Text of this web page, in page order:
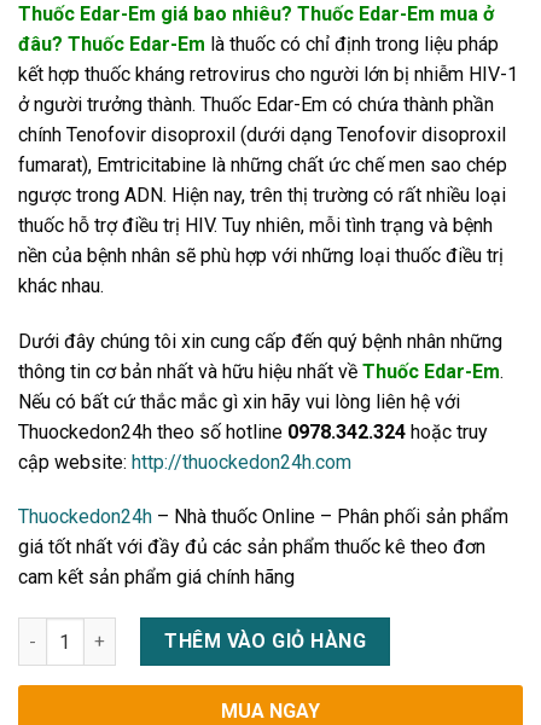
Thuốc Edar-Em giá bao nhiêu? Thuốc Edar-Em mua ở
đâu? Thuốc Edar-Em là thuốc có chỉ định trong liệu pháp
kết hợp thuốc kháng retrovirus cho người lớn bị nhiễm HIV-1
ở người trưởng thành. Thuốc Edar-Em có chứa thành phần
chính Tenofovir disoproxil (dưới dạng Tenofovir disoproxil
fumarat), Emtricitabine là những chất ức chế men sao chép
ngược trong ADN. Hiện nay, trên thị trường có rất nhiều loại
thuốc hỗ trợ điều trị HIV. Tuy nhiên, mỗi tình trạng và bệnh
nền của bệnh nhân sẽ phù hợp với những loại thuốc điều trị
khác nhau.
Dưới đây chúng tôi xin cung cấp đến quý bệnh nhân những
thông tin cơ bản nhất và hữu hiệu nhất về Thuốc Edar-Em.
Nếu có bất cứ thắc mắc gì xin hãy vui lòng liên hệ với
Thuockedon24h theo số hotline 0978.342.324 hoặc truy
cập website: http://thuockedon24h.com
Thuockedon24h – Nhà thuốc Online – Phân phối sản phẩm
giá tốt nhất với đầy đủ các sản phẩm thuốc kê theo đơn
cam kết sản phẩm giá chính hãng
Thuốc Edar EM điều trị viêm gan B giá bao nhiêu mua ở đâu
THÊM VÀO GIỎ HÀNG
MUA NGAY